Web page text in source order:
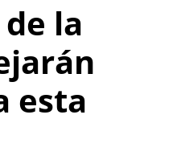
la
esta